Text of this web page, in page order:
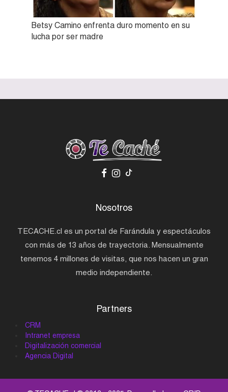
Betsy Camino enfrenta duro momento en su
lucha por ser madre
Nosotros
TECACHE.cl es un portal de Farándula y espectáculos
con más de 13 años de trayectoria. Mensualmente
tenemos 4 millones de visitas, que nos hacen un gran
medio independiente.
Partners
CRM
Intranet empresa
Digitalización comercial
Agencia Digital